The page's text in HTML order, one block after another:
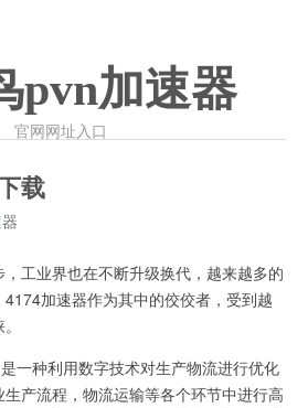
pvn加速器
官网网址入口
载
工业界也在不断升级换代，越来越多的
加速器作为其中的佼佼者，受到越
种利用数字技术对生产物流进行优化
产流程，物流运输等各个环节中进行高